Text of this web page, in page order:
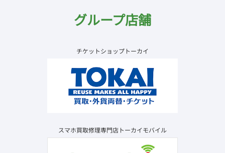
グループ店舗
チケットショップトーカイ
スマホ買取修理専門店トーカイモバイル